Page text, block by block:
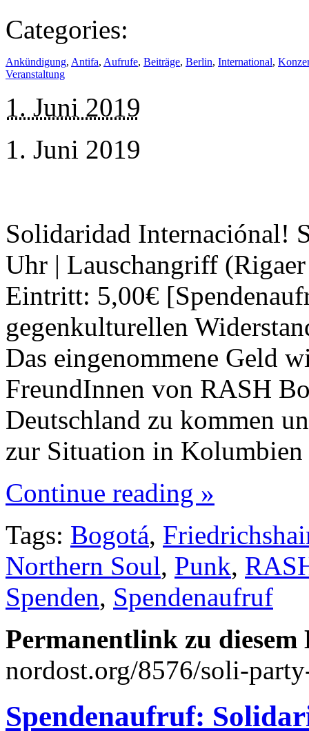
Categories:
Ankündigung, Antifa, Aufrufe, Beiträge, Berlin, International,
Veranstaltung
1. Juni 2019
1. Juni 2019
Solidaridad Internaciónal!
Uhr | Lauschangriff
Eintritt: 5,00€
gegenkulturellen
Das eingenommene Geld
FreundInnen von RASH
Deutschland zu kommen
zur Situation in
Continue reading »
Tags: Bogotá,
Northern Soul, Punk,
Spenden, Spendenaufruf
Permanentlink zu
nordost.org/8576/soli-
Spendenaufruf: